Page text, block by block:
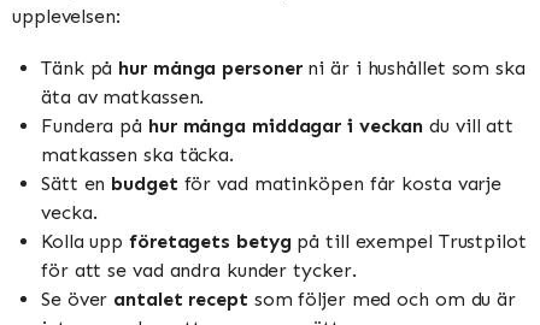
upplevelsen:
Tänk på hur många personerni är i hushållet som ska
äta av matkassen.
Fundera på hur många middagar i veckan du vill att
matkassen ska täcka.
Sätt en budget för vad matinköpen får kosta varje
vecka.
Kolla upp företagets betygpå till exempel Trustpilot
för att se vad andra kunder tycker.
Se över antalet recept som följer med och om du är